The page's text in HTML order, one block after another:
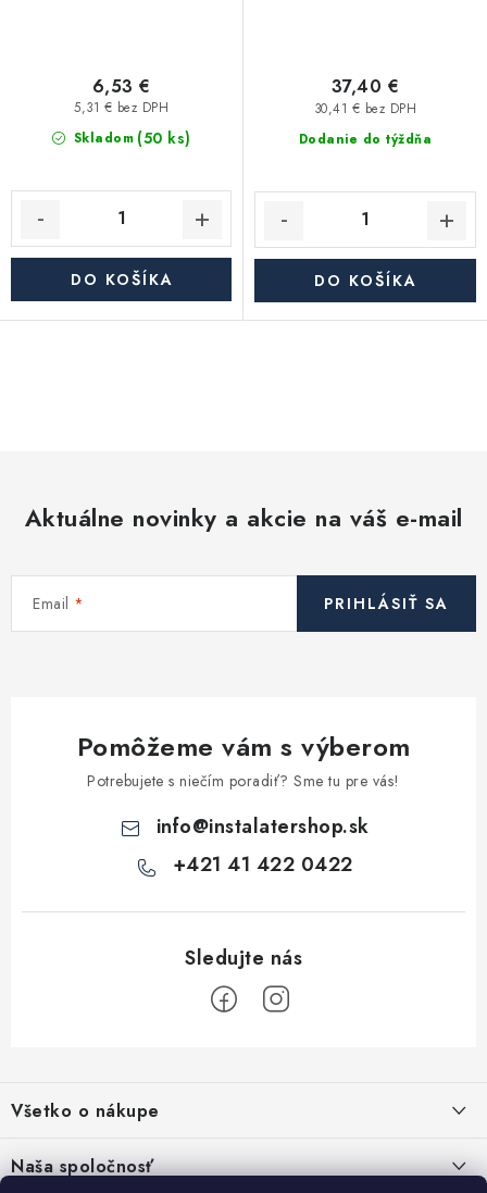
Skladom (50 ks)
5,31 € bez DPH
6,53 €
DO KOŠÍKA
Dodanie do týždňa
30,41 € bez DPH
37,40 €
DO KOŠÍKA
i
p
u
Aktuálne novinky a akcie na váš e-mail
Email PRIHLÁSIŤ SA
Pomôžeme vám s výberom
Potrebujete s niečím poradiť? Sme tu pre vás!
info@instalatershop.sk
+421 41 422 0422
p
ä
t
Všetko o nákupe
Kontakty
Naša spoločnosť